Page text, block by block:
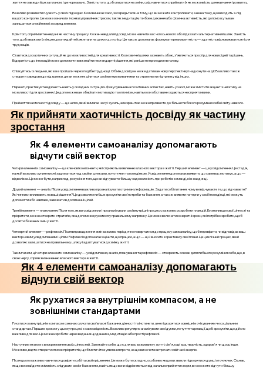
життя не завжди йде за планом, і це нормально. Замість того, щоб опиратися на зміни, слід навчитися сприймати їх як можливість для навчання і розвитку.
Важливо розвивати гнучкість у своїх підходах. Коли виникає хаос, зосередьтеся на тому, що ви можете контролювати, а не на тому, що виходить з-під
вашого контролю. Це може означати техніки управління стресом, такі як медитація, глибоке дихання або фізична активність, які допоможуть вам
залишатися спокійними і зосередженими.
Крім того, сприймайте невдачі як частину процесу. Кожен невдалий досвід може навчити вас чогось нового або підказати альтернативний шлях. Замість
того, щоб вважати їх кінцем, розглядайте їх як етапи на шляху до успіху. Це також допомагає формувати резильєнтність — здатність відновлюватися після
труднощів.
Ставтеся до хаотичних ситуацій як до можливостей для креативності. Коли звичні шляхи зазнають збою, з'являється простір для нових ідей та рішень.
Відкритість до інновацій може допомогти вам знайти нестандартні рішення, які раніше не приходили в голову.
Спілкуйтесь із людьми, які вже пройшли через подібні труднощі. Обмін досвідом може дати вам нову перспективу і надихнути на дії. Важливо також
створити середовище підтримки, де ви можете ділитися своїми переживаннями та отримувати підтримку від інших.
Нарешті, практикуйте вдячність навіть у складних ситуаціях. Фокусування на позитивних аспектах, навіть у хаосі, може змістити акцент з негативу на
можливості для зростання. Це допоможе вам зберігати мотивацію та оптимізм, навіть коли обставини здаються несприятливими.
Прийняття хаотичності досвіду — це шлях, який вимагає часу і зусиль, але зрештою може призвести до більш глибокого розуміння себе і світу навколо.
Як прийняти хаотичність досвіду як частину
зростання
Як 4 елементи самоаналізу допомагають
відчути свій вектор
Чотири елементи самоаналізу — це ключові компоненти, які сприяють виявленню власного вектора в житті. Перший елемент — це усвідомлення. Це стадія,
на якій важливо зупинитися і задуматися над своїми думками, почуттями та поведінкою. Усвідомлення допомагає виявити, що саме вас мотивує, а що —
відволікає. Це може бути, наприклад, розуміння того, що ви відчуваєте більшу задоволеність при роботі в команді, ніж наодинці.
Другий елемент — аналіз. Після усвідомлення важливо проаналізувати отриману інформацію. Задати собі питання: чому ви відчуваєте те, що відчуваєте?
Які чинники впливають на ваші рішення? Це дозволяє глибше зрозуміти свої потреби та бажання, а також виявити патерни у своїй поведінці, які можуть
допомогти або навпаки, заважати в досягненні цілей.
Третій елемент — планування. Після того, як ви усвідомили і проаналізували свої внутрішні процеси, важливо розробити план дій. Визначивши свої цінності та
пріоритети, можна створити стратегію, яка допоможе рухатися у правильному напрямку. Це може включати конкретні кроки, які потрібно зробити, щоб
досягти бажаних змін у житті.
Четвертий елемент — рефлексія. Після впровадження змін важливо періодично повертатися до процесу самоаналізу, щоб перевірити, чи відповідає ваш
вектор новим усвідомленням і цілям. Рефлексія допомагає оцінити, що працює, а що — ні, й вносити корективи у свої плани. Це циклічний процес, який
дозволяє залишатися на правильному шляху і адаптуватися до змін у житті.
Таким чином, ці чотири елементи самоаналізу — усвідомлення, аналіз, планування та рефлексія — створюють основи для глибшого розуміння себе, що, в
свою чергу, сприяє визначенню власного вектора в житті.
Як 4 елементи самоаналізу допомагають
відчути свій вектор
Як рухатися за внутрішнім компасом, а не
зовнішніми стандартами
Рухатися за внутрішнім компасом означає слухати свої власні бажання, цінності та інстинкти, а не підкорятися зовнішнім очікуванням чи соціальним
стандартам. Першим кроком у цьому процесі є самосвідомість. Важливо регулярно аналізувати свої думки, почуття та реакції, щоб зрозуміти, що дійсно
важливо для вас. Це можна зробити через ведення щоденника, медитацію або прості рефлексії.
Наступним етапом є виокремлення своїх цінностей. Запитайте себе, що є для вас важливим у житті: сім'я, кар'єра, творчість, здоров'я чи щось інше.
Можливо, варто створити список пріоритетів, щоб мати чітке уявлення про те, на що ви хочете витрачати свій час і енергію.
Після цього важливо навчитися довіряти собі та своїм рішенням. Це може бути складно, особливо якщо ви звикли підкорятися думці оточуючих. Однак,
якщо ви знайдете сміливість слідувати своїм бажанням, навіть якщо вони відрізняються від загальноприйнятих норм, ви зможете відчути більшу